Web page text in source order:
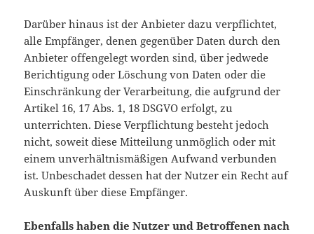
Darüber hinaus ist der Anbieter dazu verpflichtet,
alle Empfänger, denen gegenüber Daten durch den
Anbieter offengelegt worden sind, über jedwede
Berichtigung oder Löschung von Daten oder die
Einschränkung der Verarbeitung, die aufgrund der
Artikel 16, 17 Abs. 1, 18 DSGVO erfolgt, zu
unterrichten. Diese Verpflichtung besteht jedoch
nicht, soweit diese Mitteilung unmöglich oder mit
einem unverhältnismäßigen Aufwand verbunden
ist. Unbeschadet dessen hat der Nutzer ein Recht auf
Auskunft über diese Empfänger.
Ebenfalls haben die Nutzer und Betroffenen nach